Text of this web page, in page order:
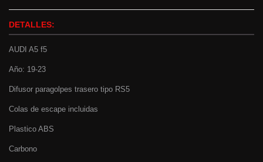
DETALLES:
AUDI A5 f5
Año: 19-23
Difusor paragolpes trasero tipo RS5
Colas de escape incluidas
Plastico ABS
Carbono